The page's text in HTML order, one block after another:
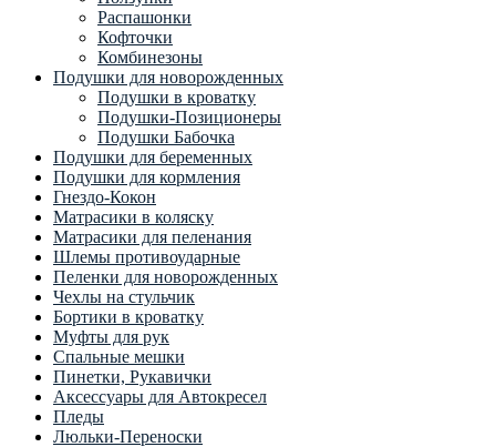
Распашонки
Кофточки
Комбинезоны
Подушки для новорожденных
Подушки в кроватку
Подушки-Позиционеры
Подушки Бабочка
Подушки для беременных
Подушки для кормления
Гнездо-Кокон
Матрасики в коляску
Матрасики для пеленания
Шлемы противоударные
Пеленки для новорожденных
Чехлы на стульчик
Бортики в кроватку
Муфты для рук
Спальные мешки
Пинетки, Рукавички
Аксессуары для Автокресел
Пледы
Люльки-Переноски